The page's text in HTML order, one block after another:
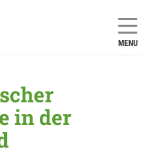
MENU
in der